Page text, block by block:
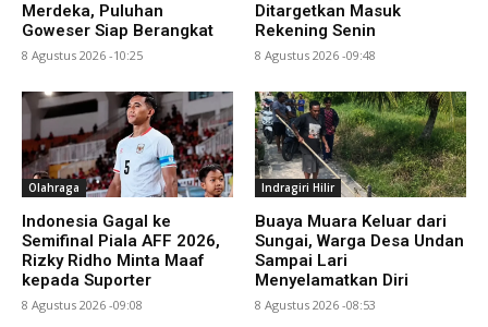
Merdeka, Puluhan
Goweser Siap Berangkat
8 Agustus 2026 -10:25
Ditargetkan Masuk
Rekening Senin
8 Agustus 2026 -09:48
Olahraga
Indonesia Gagal ke
Semifinal Piala AFF 2026,
Rizky Ridho Minta Maaf
kepada Suporter
8 Agustus 2026 -09:08
Indragiri Hilir
Buaya Muara Keluar dari
Sungai, Warga Desa Undan
Sampai Lari
Menyelamatkan Diri
8 Agustus 2026 -08:53